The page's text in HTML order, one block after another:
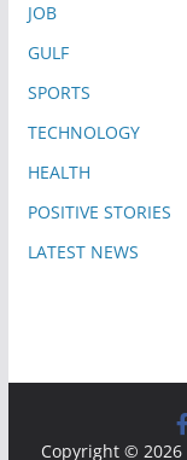
JOB
GULF
SPORTS
TECHNOLOGY
HEALTH
POSITIVE STORIES
LATEST NEWS
Copyright © 2026